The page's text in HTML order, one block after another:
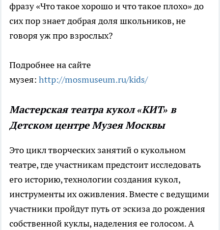
фразу «Что такое хорошо и что такое плохо» до
сих пор знает добрая доля школьников, не
говоря уж про взрослых?
Подробнее на сайте
музея: http://mosmuseum.ru/kids/
Мастерская театра кукол «КИТ» в
Детском центре Музея Москвы
Это цикл творческих занятий о кукольном
театре, где участникам предстоит исследовать
его историю, технологии создания кукол,
инструменты их оживления. Вместе с ведущими
участники пройдут путь от эскиза до рождения
собственной куклы, наделения ее голосом. А